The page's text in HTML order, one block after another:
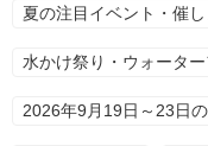
夏の注目イベント・催
水かけ祭り・ウォーター
2026年9月19日～23日